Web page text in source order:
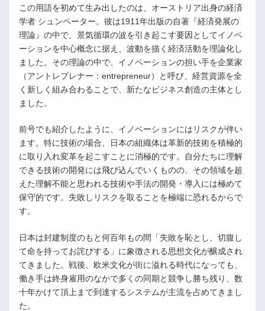
この用語を初めて生み出したのは、オーストリア出身の経済
学者 シュンペーター。彼は1911年出版の自著『経済発展の
理論』の中で、景気循環の波を引き起こす要因としてイノベ
ーションを中心概念に据え、波動を描く経済活動を理論化し
ました。その理論の中で、イノベーションの担い手を企業家
（アントレプレナー：entrepreneur）と呼び、経営資源を全
く新しく組み合わることで、新たなビジネス創造の主体とし
ました。
前号でも紹介したように、イノベーションにはリスクが伴い
ます。特に技術の場合、日本の組織体は革新的技術を積極的
に取り入れ変革を起こすことに消極的です。自分たちに理解
できる技術の開発には飛び込んでいくものの、その領域を超
えた理解不能と思われる技術や手法の開発・導入には極めて
保守的です。失敗しリスクを取ることを極端に恐れるからで
す。
日本は封建制度のもと何百年もの間「失敗を恥とし、切腹し
て命を持ってお詫びする」に象徴される思想文化が醸成され
てきました。戦後、欧米文化が街に溢れる時代になっても、
働き手は終身雇用のなかで多くの同期と競争し勝ち残り、数
十年かけて頂上まで到達するシステムが主流を占めてきまし
た。